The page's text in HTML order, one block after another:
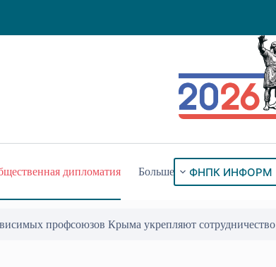
дипломатия Больше ФНПК ИНФОРМ
профсоюзов Крыма укрепляют сотрудничество